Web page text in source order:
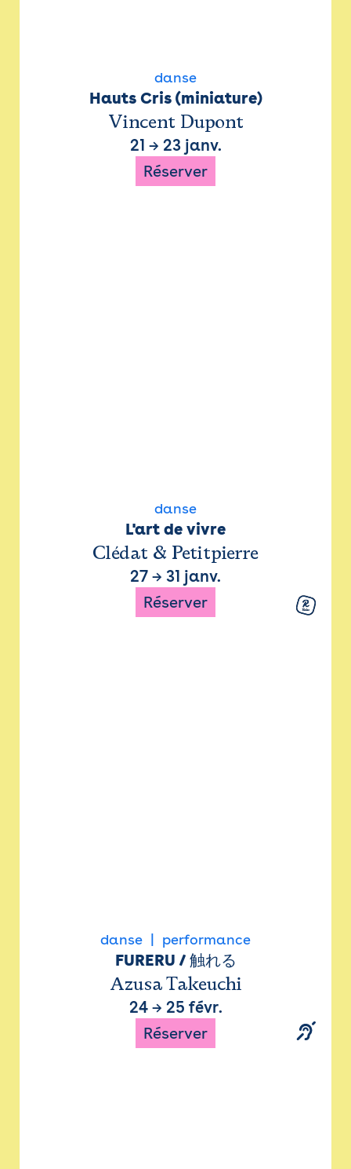
danse
Hauts Cris (miniature)
Vincent Dupont
21 → 23 janv.
Réserver
danse
L'art de vivre
Clédat & Petitpierre
27 → 31 janv.
Réserver
danse performance
FURERU / 触れる
Azusa Takeuchi
24→ 25 févr.
Réserver